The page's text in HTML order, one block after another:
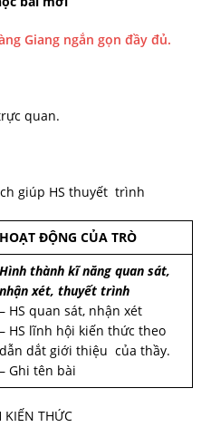
Giang ngắn gọn đầy đủ.
quan.
giúp HS thuyết trình
HOẠT ĐỘNG CỦA TRÒ
Hình thành kĩ năng quan sát,
nhận xét, thuyết trình
– HS quan sát, nhận xét
– HS lĩnh hội kiến thức theo
dẫn dắt giới thiệu của thầy.
– Ghi tên bài
KIẾN THỨC